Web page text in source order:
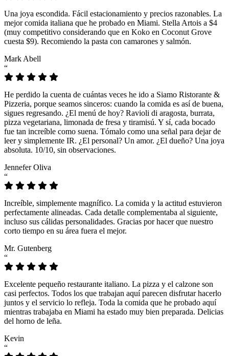
Una joya escondida. Fácil estacionamiento y precios razonables. La
mejor comida italiana que he probado en Miami. Stella Artois a $4
(muy competitivo considerando que en Koko en Coconut Grove
cuesta $9). Recomiendo la pasta con camarones y salmón.
Mark Abell
“
He perdido la cuenta de cuántas veces he ido a Siamo Ristorante &
Pizzeria, porque seamos sinceros: cuando la comida es así de buena,
sigues regresando. ¿El menú de hoy? Ravioli di aragosta, burrata,
pizza vegetariana, limonada de fresa y tiramisú. Y sí, cada bocado
fue tan increíble como suena. Tómalo como una señal para dejar de
leer y simplemente IR. ¿El personal? Un amor. ¿El dueño? Una joya
absoluta. 10/10, sin observaciones.
Jennefer Oliva
“
Increíble, simplemente magnífico. La comida y la actitud estuvieron
perfectamente alineadas. Cada detalle complementaba al siguiente,
incluso sus cálidas personalidades. Gracias por hacer que nuestro
corto tiempo en su área fuera el mejor.
Mr. Gutenberg
“
Excelente pequeño restaurante italiano. La pizza y el calzone son
casi perfectos. Todos los que trabajan aquí parecen disfrutar hacerlo
juntos y el servicio lo refleja. Toda la comida que he probado aquí
mientras trabajaba en Miami ha estado muy bien preparada. Delicias
del horno de leña.
Kevin
“